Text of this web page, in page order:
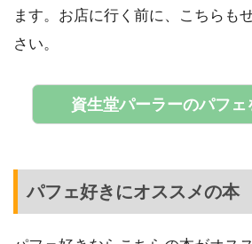
ます。お店に行く前に、こちらも
さい。
資生堂パーラーのパフェ
パフェ好きにオススメの本